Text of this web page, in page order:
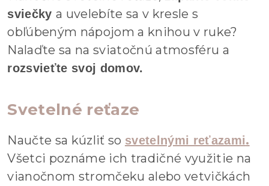
sviečky a uvelebíte sa v kresle s
obľúbeným nápojom a knihou v ruke?
Nalaďte sa na sviatočnú atmosféru a
rozsvieťte svoj domov.
Svetelné reťaze
Naučte sa kúzliť so svetelnými reťazami.
Všetci poznáme ich tradičné využitie na
vianočnom stromčeku alebo vetvičkách